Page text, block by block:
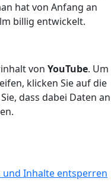
hat von Anfang an
billig entwickelt.
von YouTube. Um
klicken Sie auf die
dass dabei Daten an
und Inhalte entsperren